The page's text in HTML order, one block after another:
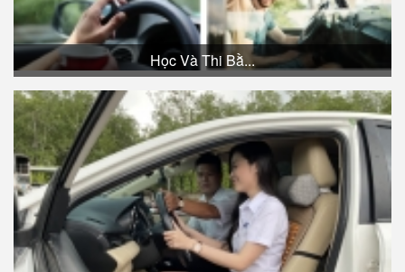
Học Và Thi Bằ...